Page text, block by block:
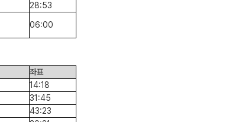
28:53
06:00
좌표
14:18
31:45
43:23